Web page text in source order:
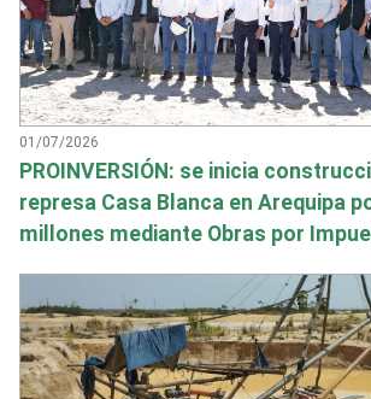
01/07/2026
PROINVERSIÓN: se inicia
represa Casa Blanca en Arequipa
millones mediante Obras por